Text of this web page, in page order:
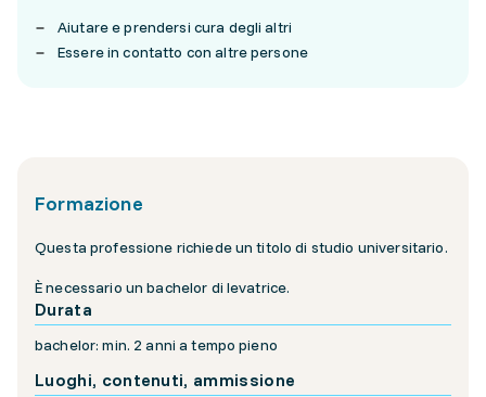
Aiutare e prendersi cura degli altri
Essere in contatto con altre persone
Formazione
Questa professione richiede un titolo di studio universitario.
È necessario un bachelor di levatrice.
Durata
bachelor: min. 2 anni a tempo pieno
Luoghi, contenuti, ammissione